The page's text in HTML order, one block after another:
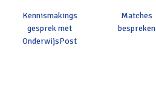
Kennismakings
gesprek met
OnderwijsPost
Matches
bespreken